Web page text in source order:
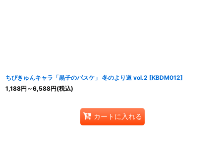
ちびきゅんキャラ「黒子のバスケ」 冬のより道 vol.2 [KBDM012]
1,188円 ～6,588円(税込)
カートに入れる